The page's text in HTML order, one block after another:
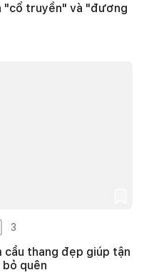
"cổ truyền" và "đương
3
cầu thang đẹp giúp tận
quên